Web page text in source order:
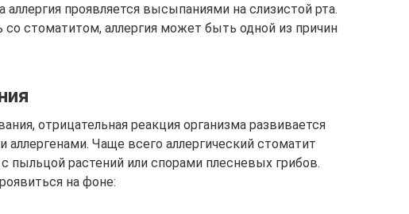
аллергия проявляется высыпаниями на слизистой рта.
со стоматитом, аллергия может быть одной из причин
отрицательная реакция организма развивается
аллергенами. Чаще всего аллергический стоматит
пыльцой растений или спорами плесневых грибов.
на фоне: